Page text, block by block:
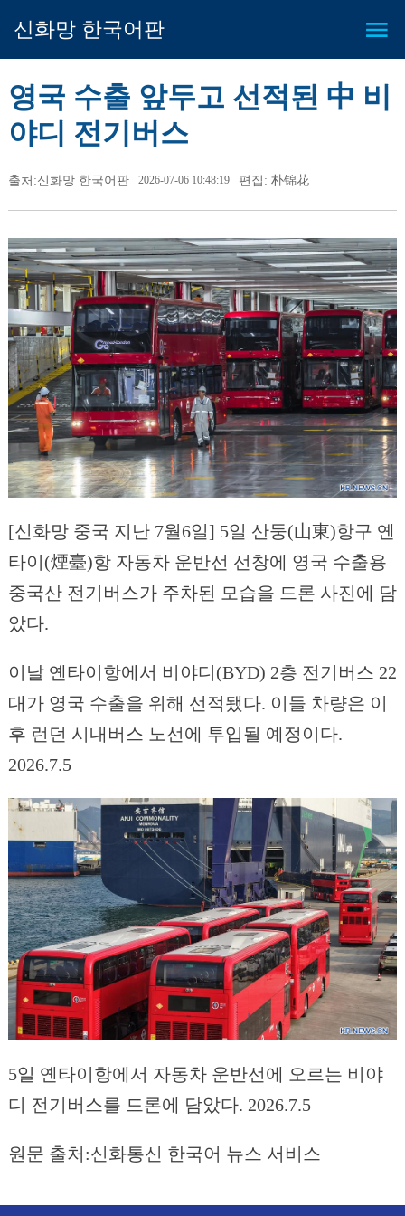
신화망 한국어판
영국 수출 앞두고 선적된 中 비
야디 전기버스
출처:신화망 한국어판 2026-07-06 10:48:19 편집: 朴锦花
[신화망 중국 지난 7월6일] 5일 산둥(山東)항구 옌
타이(煙臺)항 자동차 운반선 선창에 영국 수출용
중국산 전기버스가 주차된 모습을 드론 사진에 담
았다.
이날 옌타이항에서 비야디(BYD) 2층 전기버스 22
대가 영국 수출을 위해 선적됐다. 이들 차량은 이
후 런던 시내버스 노선에 투입될 예정이다.
2026.7.5
5일 옌타이항에서 자동차 운반선에 오르는 비야
디 전기버스를 드론에 담았다. 2026.7.5
원문 출처:신화통신 한국어 뉴스 서비스